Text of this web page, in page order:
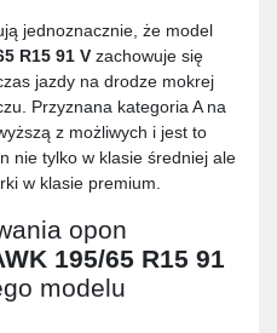
jednoznacznie, że model
R15 91 V zachowuje się
jazdy na drodze mokrej
Przyznana kategoria A na
z możliwych i jest to
nie tylko w klasie średniej ale
w klasie premium.
opon
195/65 R15 91
modelu